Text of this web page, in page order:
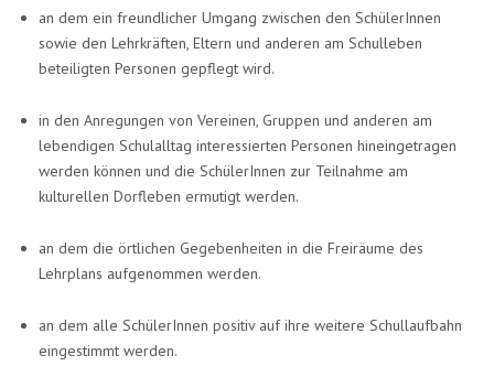
an dem ein freundlicher Umgang zwischen den SchülerInnen
sowie den Lehrkräften, Eltern und anderen am Schulleben
beteiligten Personen gepflegt wird.
in den Anregungen von Vereinen, Gruppen und anderen am
lebendigen Schulalltag interessierten Personen hineingetragen
werden können und die SchülerInnen zur Teilnahme am
kulturellen Dorfleben ermutigt werden.
an dem die örtlichen Gegebenheiten in die Freiräume des
Lehrplans aufgenommen werden.
an dem alle SchülerInnen positiv auf ihre weitere Schullaufbahn
eingestimmt werden.